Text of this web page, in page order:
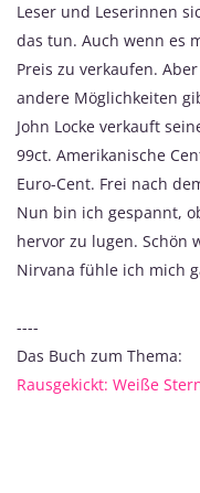
Leser und Leserinnen
das tun. Auch wenn es
Preis zu verkaufen.
andere Möglichkeiten
John Locke verkauft
99ct. Amerikanische
Euro-Cent. Frei nach
Nun bin ich gespannt,
hervor zu lugen. Schön
Nirvana fühle ich mich
----
Das Buch zum Thema:
Rausgekickt: Weiße